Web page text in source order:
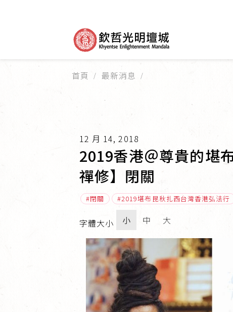
首頁 最新消息
12 月 14, 2018
2019香港＠尊貴的堪
禪修】閉關
閉關 2019堪布昆秋扎西台灣香港弘法行
字體大小 小 中 大